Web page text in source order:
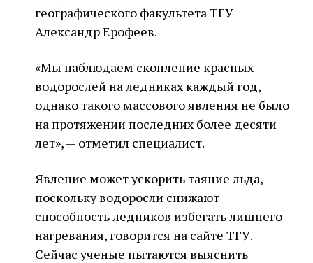
географического факультета ТГУ
Александр Ерофеев.
«Мы наблюдаем скопление красных
водорослей на ледниках каждый год,
однако такого массового явления не было
на протяжении последних более десяти
лет», — отметил специалист.
Явление может ускорить таяние льда,
поскольку водоросли снижают
способность ледников избегать лишнего
нагревания, говорится на сайте ТГУ.
Сейчас ученые пытаются выяснить